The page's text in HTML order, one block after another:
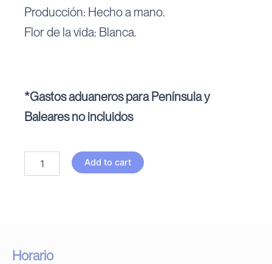
Producción: Hecho a mano.
Flor de la vida: Blanca.
*Gastos aduaneros para Península y
Baleares no incluidos
Add to cart
Horario